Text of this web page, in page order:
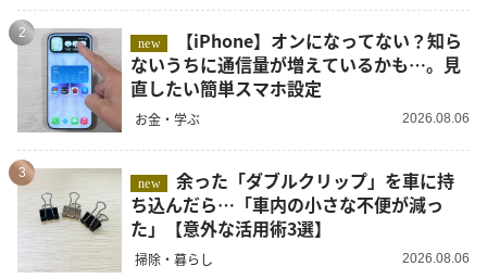
2
new
ないうちに通信量が増えているかも…。見
直したい簡単スマホ設定
お金・学ぶ 2026.08.06
3
new
余った「ダブルクリップ」を車に持
ち込んだら…「車内の小さな不便が減っ
た」【意外な活用術3選】
掃除・暮らし 2026.08.06